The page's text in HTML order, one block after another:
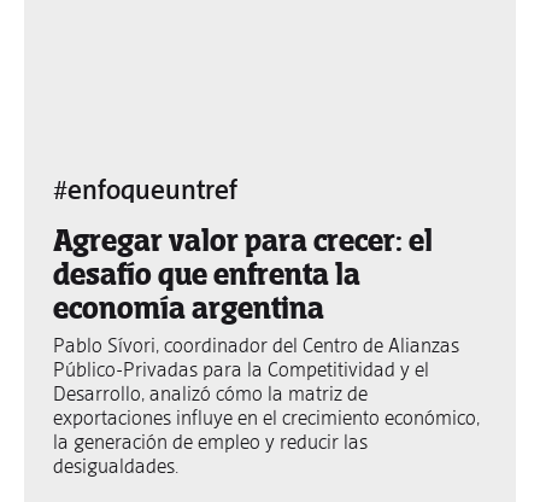
#enfoqueuntref
Agregar valor para crecer: el
desafío que enfrenta la
economía argentina
Pablo Sívori, coordinador del Centro de Alianzas
Público-Privadas para la Competitividad y el
Desarrollo, analizó cómo la matriz de
exportaciones influye en el crecimiento económico,
la generación de empleo y reducir las
desigualdades.